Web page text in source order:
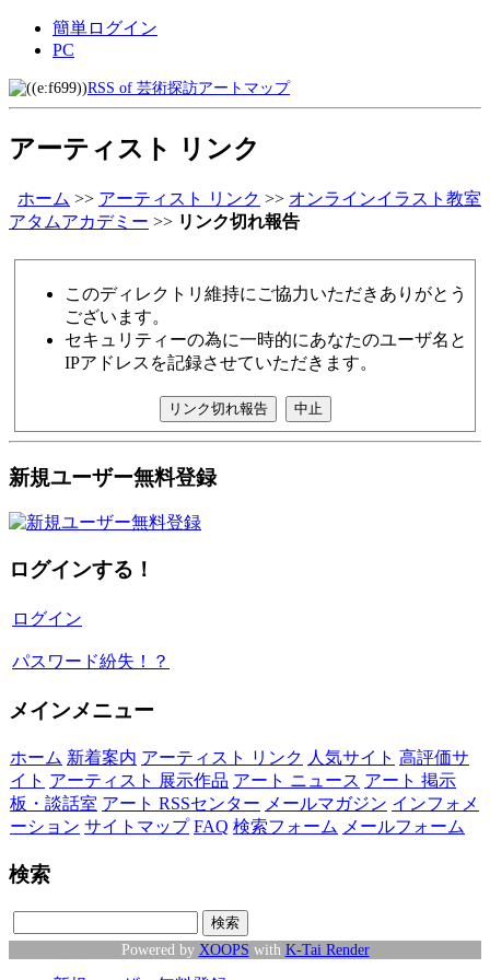
簡単ログイン
PC
RSS of 芸術探訪アートマップ
アーティスト リンク
ホーム >> アーティスト リンク >> オンラインイラスト教室
アタムアカデミー >> リンク切れ報告
このディレクトリ維持にご協力いただきありがとう
ございます。
セキュリティーの為に一時的にあなたのユーザ名と
IPアドレスを記録させていただきます。
新規ユーザー無料登録
ログインする！
ログイン
パスワード紛失！？
メインメニュー
ホーム 新着案内 アーティスト リンク 人気サイト 高評価サ
イト アーティスト 展示作品 アート ニュース アート 掲示
板・談話室 アート RSSセンター メールマガジン インフォメ
ーション サイトマップ FAQ 検索フォーム メールフォーム
検索
Powered by XOOPS with K-Tai Render